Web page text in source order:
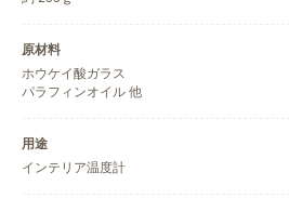
原材料
ホウケイ酸ガラス
パラフィンオイル 他
用途
インテリア温度計